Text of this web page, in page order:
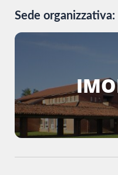
Sede organizzativa: